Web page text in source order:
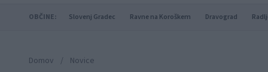
OBČINE: Slovenj Gradec Ravne na Koroškem Dravograd
Domov / Novice